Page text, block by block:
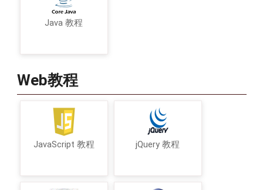
Java 教程
Web教程
JavaScript 教程 jQuery 教程